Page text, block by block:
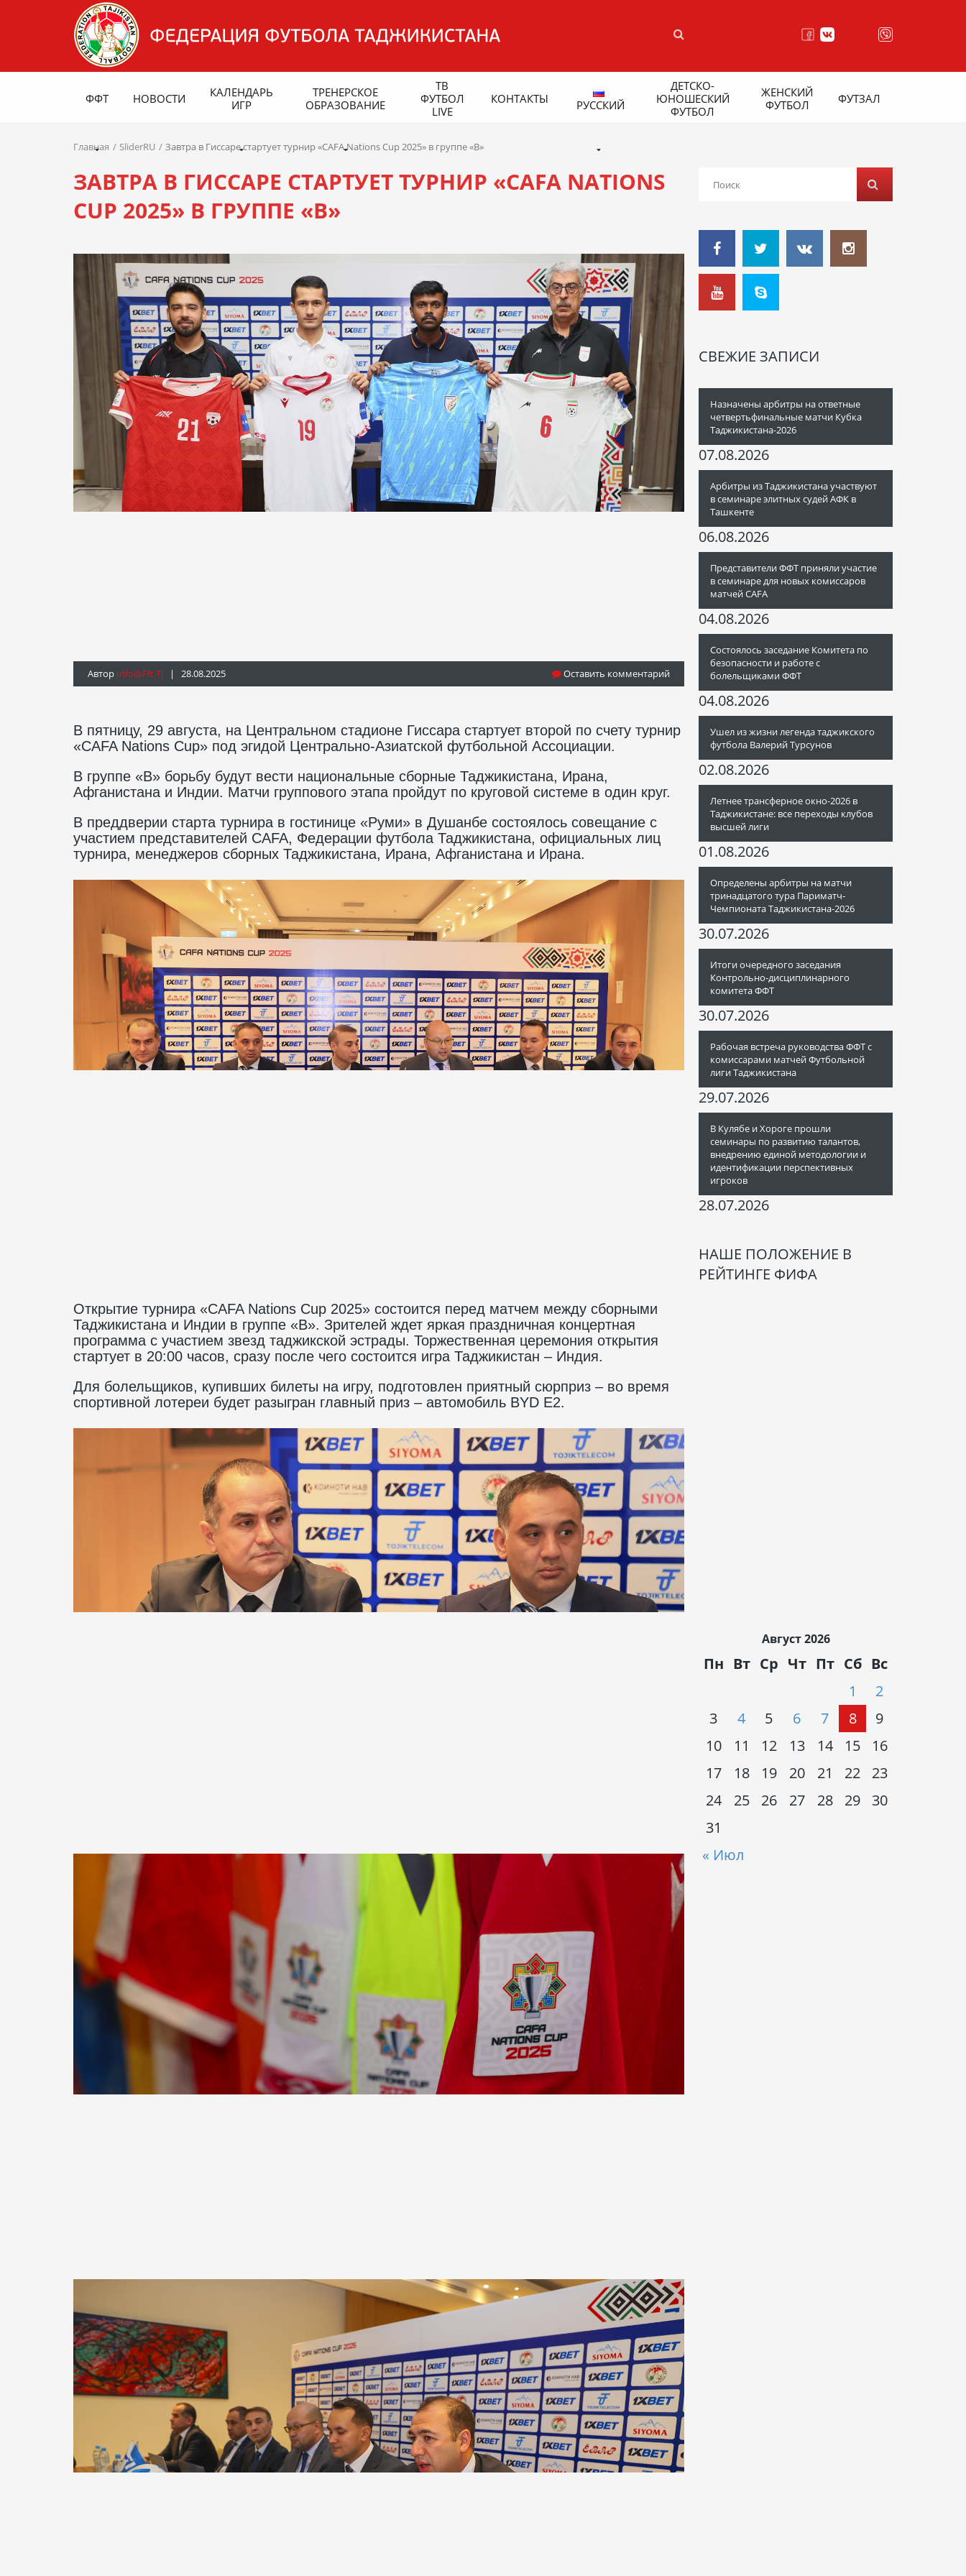
ФФТ НОВОСТИ
КАЛЕНДАРЬ
ИГР
ТРЕНЕРСКОЕ
ОБРАЗОВАНИЕ
ТВ
ФУТБОЛ
LIVE
КОНТАКТЫ РУССКИЙ
ДЕТСКО-
ЮНОШЕСКИЙ
ФУТБОЛ
ЖЕНСКИЙ
ФУТБОЛ
ФУТЗАЛ
Главная SliderRU Завтра в Гиссаре стартует турнир «CAFA Nations Cup 2025» в группе «B»
ЗАВТРА В ГИССАРЕ СТАРТУЕТ ТУРНИР «CAFA NATIONS
CUP 2025» В ГРУППЕ «B»
Автор Info@fft.tj | 28.08.2025 Оставить комментарий
В пятницу, 29 августа, на Центральном стадионе Гиссара стартует второй по счету турнир
«CAFA Nations Cup» под эгидой Центрально-Азиатской футбольной Ассоциации.
В группе «В» борьбу будут вести национальные сборные Таджикистана, Ирана,
Афганистана и Индии. Матчи группового этапа пройдут по круговой системе в один круг.
В преддверии старта турнира в гостинице «Руми» в Душанбе состоялось совещание с
участием представителей CAFA, Федерации футбола Таджикистана, официальных лиц
турнира, менеджеров сборных Таджикистана, Ирана, Афганистана и Ирана.
Открытие турнира «CAFA Nations Cup 2025» состоится перед матчем между сборными
Таджикистана и Индии в группе «B». Зрителей ждет яркая праздничная концертная
программа с участием звезд таджикской эстрады. Торжественная церемония открытия
стартует в 20:00 часов, сразу после чего состоится игра Таджикистан – Индия.
Для болельщиков, купивших билеты на игру, подготовлен приятный сюрприз – во время
спортивной лотереи будет разыгран главный приз – автомобиль BYD E2.
СВЕЖИЕ ЗАПИСИ
Назначены арбитры на ответные
четвертьфинальные матчи Кубка
Таджикистана-2026
07.08.2026
Арбитры из Таджикистана участвуют
в семинаре элитных судей АФК в
Ташкенте
06.08.2026
Представители ФФТ приняли участие
в семинаре для новых комиссаров
матчей CAFA
04.08.2026
Состоялось заседание Комитета по
безопасности и работе с
болельщиками ФФТ
04.08.2026
Ушел из жизни легенда таджикского
футбола Валерий Турсунов
02.08.2026
Летнее трансферное окно-2026 в
Таджикистане: все переходы клубов
высшей лиги
01.08.2026
Определены арбитры на матчи
тринадцатого тура Париматч-
Чемпионата Таджикистана-2026
30.07.2026
Итоги очередного заседания
Контрольно-дисциплинарного
комитета ФФТ
30.07.2026
Рабочая встреча руководства ФФТ с
комиссарами матчей Футбольной
лиги Таджикистана
29.07.2026
В Кулябе и Хороге прошли
семинары по развитию талантов,
внедрению единой методологии и
идентификации перспективных
игроков
28.07.2026
НАШЕ ПОЛОЖЕНИЕ В
РЕЙТИНГЕ ФИФА
Август 2026
Пн Вт Ср Чт Пт Сб Вс
« Июл
1
2
3
4 5 6 7 8
9
10
11 12 13 14 15
16
17
18 19 20 21 22
23
24
25 26 27 28 29
30
31